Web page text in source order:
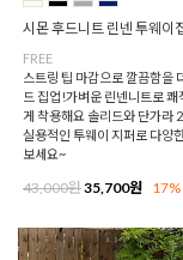
시몬 후드니트 린넨 투웨이
FREE
스트링 팁 마감으로 깔끔함을
드 집업!가벼운 린넨니트로 쾌
게 착용해요 솔리드와 단가라
실용적인 투웨이 지퍼로 다양
보세요~
43,000원35,700원 17%